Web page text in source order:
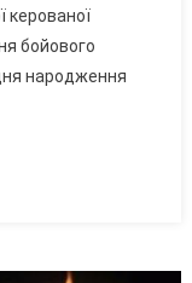
керованої
бойового
народження